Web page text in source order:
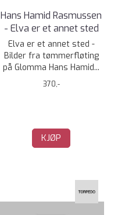
Hans Hamid Rasmussen
- Elva er et annet sted
Elva er et annet sted -
Bilder fra tømmerfløting
på Glomma Hans Hamid...
370,-
KJØP